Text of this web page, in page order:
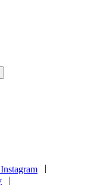
|